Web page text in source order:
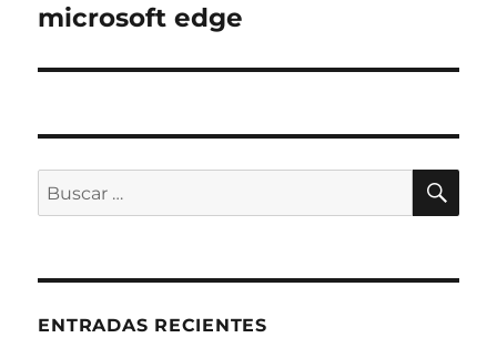
microsoft edge
Buscar
por:
ENTRADAS RECIENTES